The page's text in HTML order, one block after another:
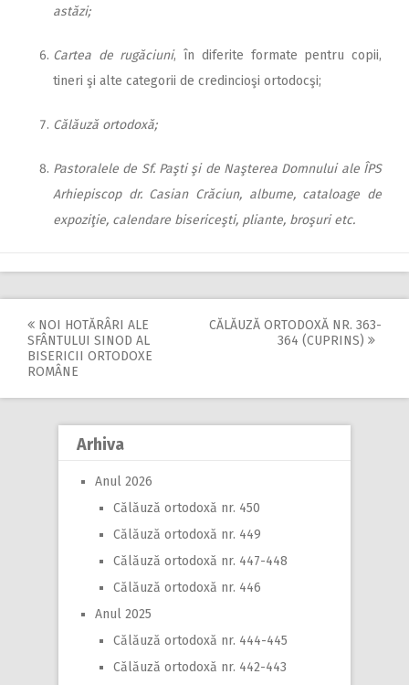
astăzi;
Cartea de rugăciuni, în diferite formate pentru copii,
tineri şi alte categorii de credincioşi ortodocşi;
Călăuză ortodoxă;
Pastoralele de Sf. Paşti şi de Naşterea Domnului ale ÎPS
Arhiepiscop dr. Casian Crăciun, albume, cataloage de
expoziţie, calendare bisericeşti, pliante, bro­şuri etc.
Post
navigation
NOI HOTĂRÂRI ALE
SFÂNTULUI SINOD AL
BISERICII ORTODOXE
ROMÂNE
CĂLĂUZĂ ORTODOXĂ NR. 363-
364 (CUPRINS)
Arhiva
Anul 2026
Călăuză ortodoxă nr. 450
Călăuză ortodoxă nr. 449
Călăuză ortodoxă nr. 447-448
Călăuză ortodoxă nr. 446
Anul 2025
Călăuză ortodoxă nr. 444-445
Călăuză ortodoxă nr. 442-443